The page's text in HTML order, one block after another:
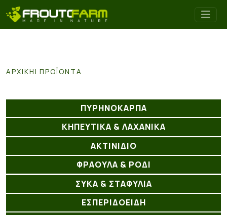
ΑΡΧΙΚΉ ΠΡΟΪΌΝΤΑ
ΠΥΡΗΝΟΚΑΡΠΑ
ΚΗΠΕΥΤΙΚΑ & ΛΑΧΑΝΙΚΑ
ΑΚΤΙΝΊΔΙΟ
ΦΡΑΟΥΛΑ & ΡΟΔΙ
ΣΥΚΑ & ΣΤΑΦΥΛΙΑ
ΕΣΠΕΡΙΔΟΕΙΔΗ